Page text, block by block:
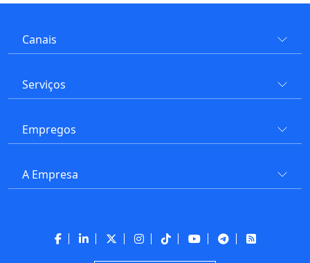
Canais
Serviços
Empregos
A Empresa